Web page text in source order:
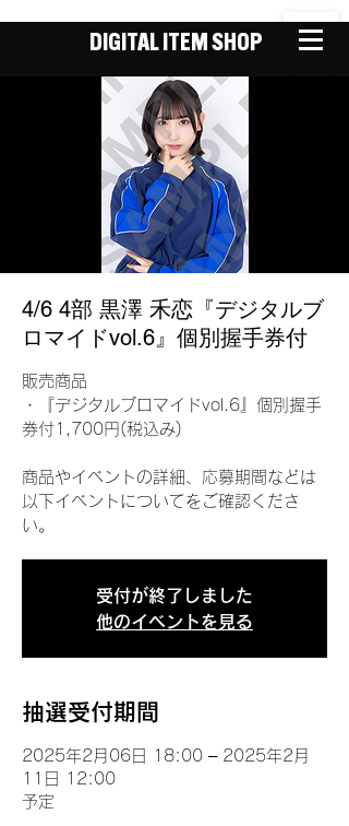
DIGITAL ITEM SHOP
4/6 4部 黒澤 禾恋『デジタルブ
ロマイドvol.6』個別握手券付
販売商品
・『デジタルブロマイドvol.6』個別握手
券付1,700円(税込み)
商品やイベントの詳細、応募期間などは
以下イベントについてをご確認くださ
い。
受付が終了しました
他のイベントを見る
抽選受付期間
2025年2月06日 18:00 – 2025年2月
11日 12:00
予定